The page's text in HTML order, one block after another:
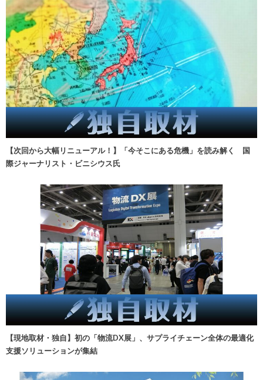
【次回から大幅リニューアル！】「今そこにある危機」を読み解く 国
際ジャーナリスト・ビニシウス氏
【現地取材・独自】初の「物流DX展」、サプライチェーン全体の最適化
支援ソリューションが集結